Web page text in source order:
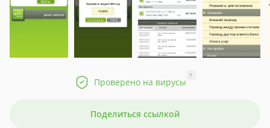
Проверено на вирусы
?
Поделиться ссылкой